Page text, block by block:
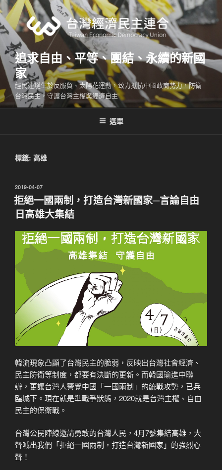
跳
至
主
內
容
追求自由、平等、團結、永續的新國
家
經民連誕生於反服貿、太陽花運動，致力抵抗中國政商勢力，防衛
台灣民主，守護台灣主權與經濟自主
選單
標籤: 高雄
發
佈
於
2019-04-07
拒絕一國兩制，打造台灣新國家─言論自由
日高雄大集結
韓流現象凸顯了台灣民主的脆弱，反映出台灣社會經濟、
民主防衛等制度，都要有決斷的更新。而韓國瑜進中聯
辦，更讓台灣人警覺中國「一國兩制」的統戰攻勢，已兵
臨城下。現在就是準戰爭狀態，2020就是台灣主權、自由
民主的保衛戰。
台灣公民陣線邀請勇敢的台灣人民，4月7號集結高雄，大
聲喊出我們「拒絕一國兩制，打造台灣新國家」的強烈心
聲！